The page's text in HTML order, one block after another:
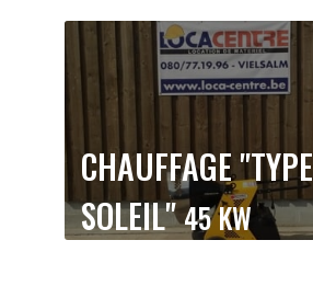
CHAUFFAGE "TYPE
SOLEIL"45 KW